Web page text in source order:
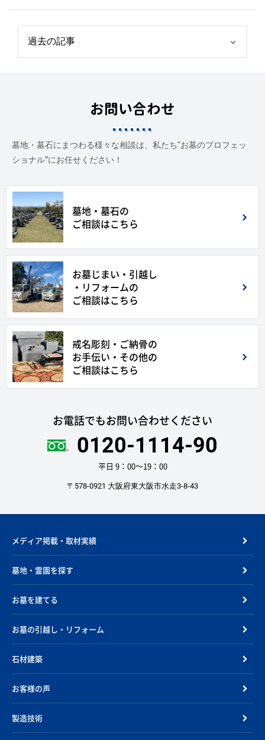
お問い合わせ
墓地・墓石にまつわる様々な相談は、私たち“お墓のプロフェッ
ショナル”にお任せください！
墓地・墓石の
ご相談はこちら
お墓じまい・引越し
・リフォームの
ご相談はこちら
戒名彫刻・ご納骨の
お手伝い・その他の
ご相談はこちら
お電話でもお問い合わせください
0120-1114-90
平日 9：00〜19：00
〒578-0921 大阪府東大阪市水走3-8-43
メディア掲載・取材実績
墓地・霊園を探す
お墓を建てる
お墓の引越し・リフォーム
石材建築
お客様の声
製造技術